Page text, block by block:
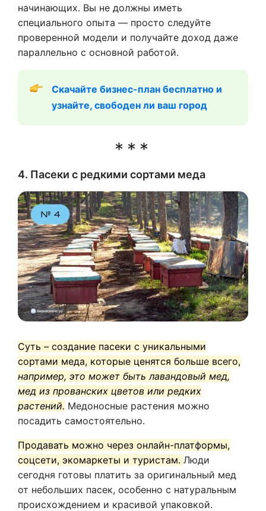
начинающих. Вы не должны иметь
специального опыта — просто следуйте
проверенной модели и получайте доход даже
параллельно с основной работой.
Скачайте бизнес-план бесплатно и
узнайте, свободен ли ваш город
4. Пасеки с редкими сортами меда
Суть – создание пасеки с уникальными
сортами меда, которые ценятся больше всего,
например, это может быть лавандовый мед,
мед из прованских цветов или редких
растений. Медоносные растения можно
посадить самостоятельно.
Продавать можно через онлайн-платформы,
соцсети, экомаркеты и туристам. Люди
сегодня готовы платить за оригинальный мед
от небольших пасек, особенно с натуральным
происхождением и красивой упаковкой.